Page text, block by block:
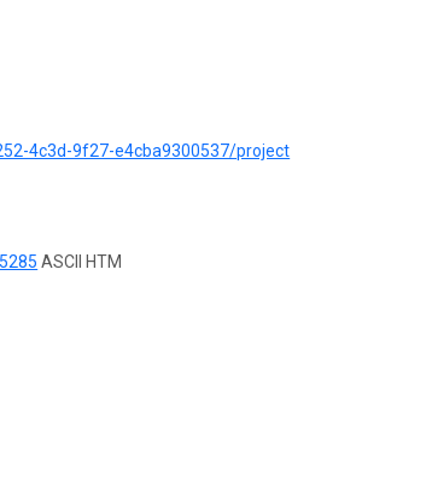
4c3d-9f27-e4cba9300537/project
ASCII HTM